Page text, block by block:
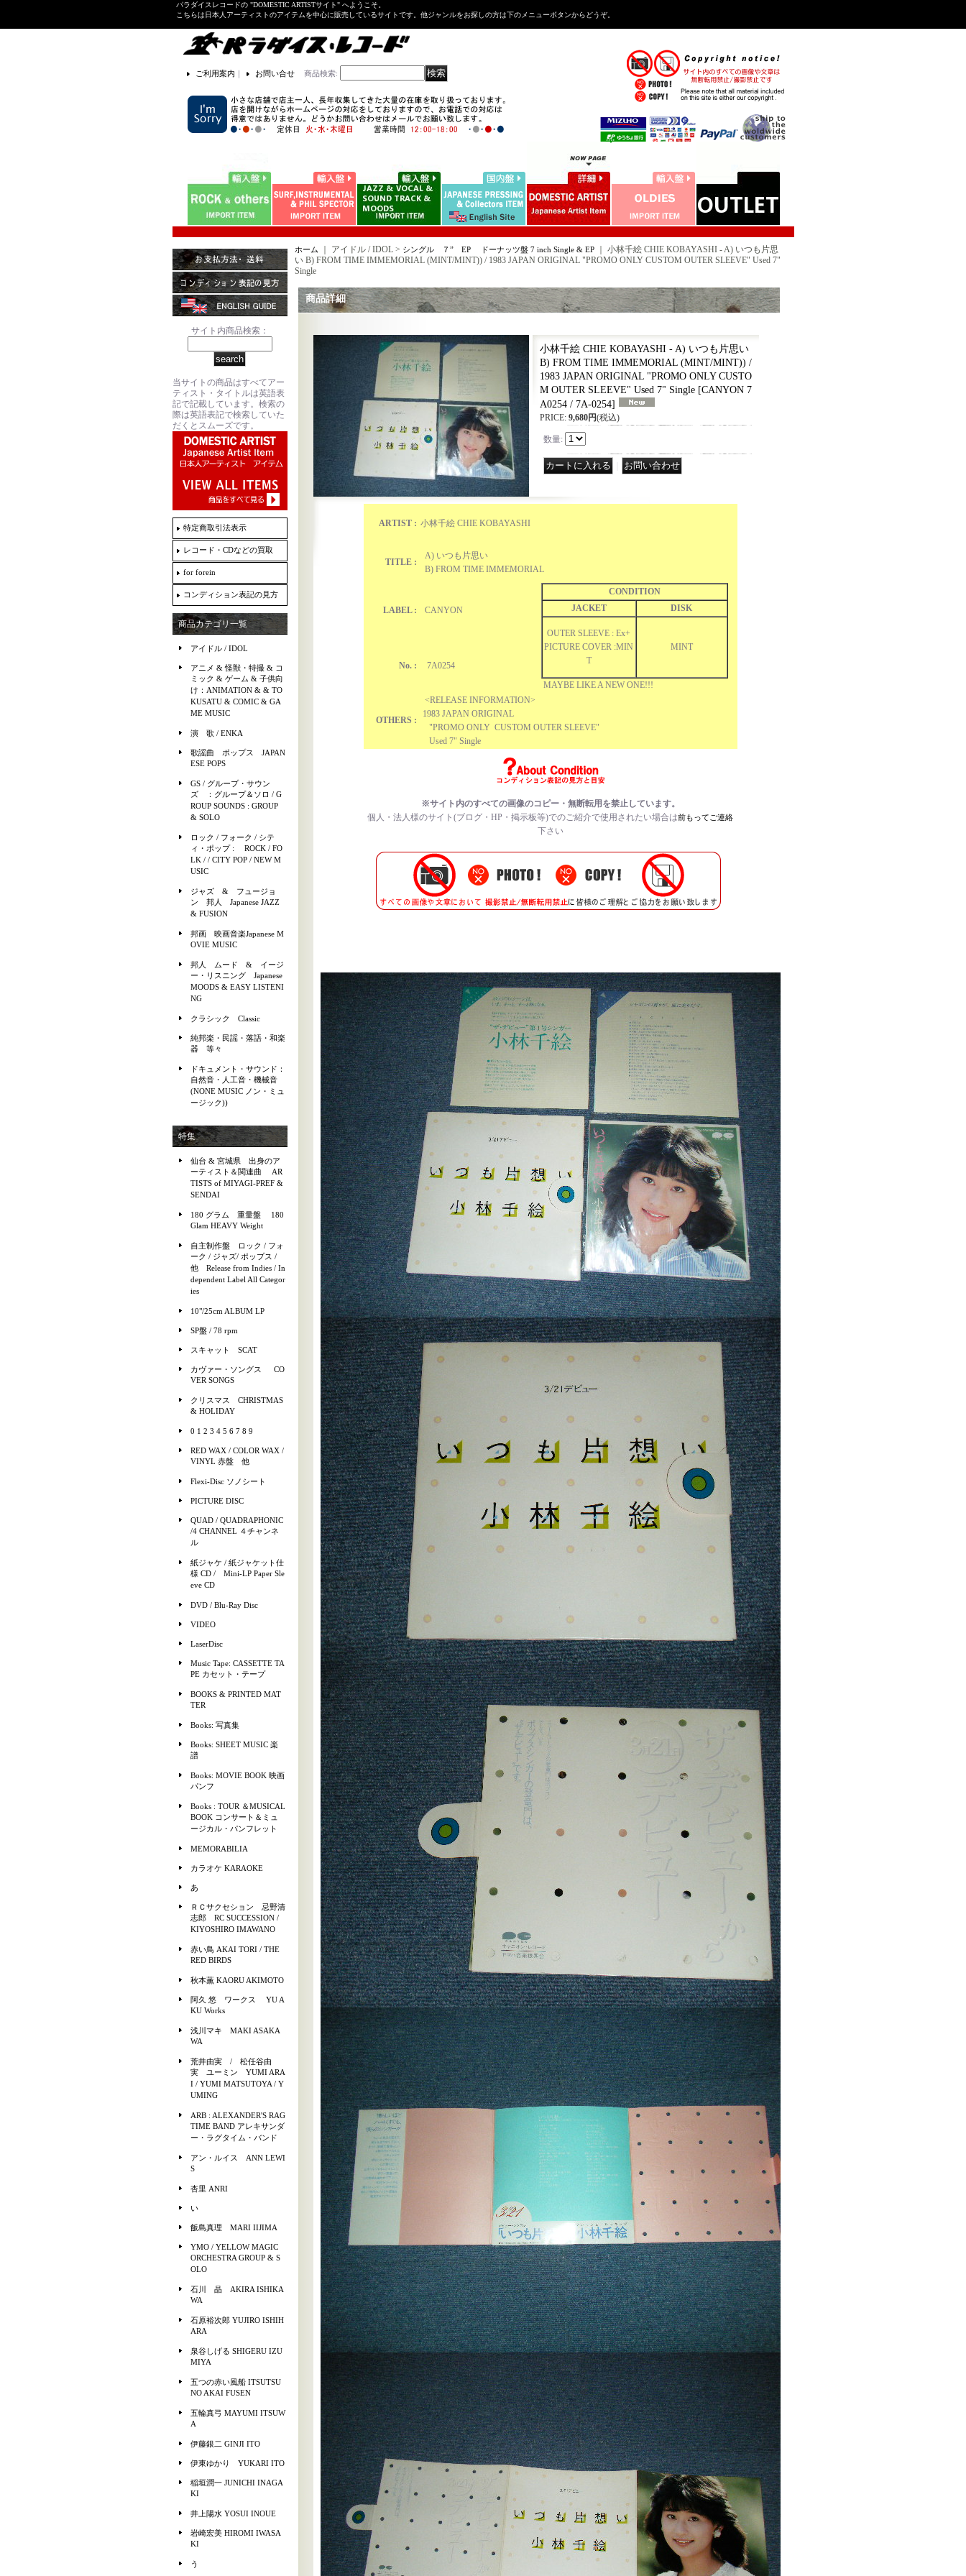
パラダイスレコードの "DOMESTIC ARTISTサイト" へようこそ。
こちらは日本人アーティストのアイテムを中心に販売しているサイトです。他ジャンルをお探しの方は下のメニューボタンからどうぞ。
ご利用案内 ｜ お問い合せ 商品検索:
サイト内商品検索：
当サイトの商品はすべてアー
ティスト・タイトルは英語表
記で記載しています。検索の
際は英語表記で検索していた
だくとスムーズです。
特定商取引法表示
レコード・CDなどの買取
for forein
コンディション表記の見方
商品カテゴリ一覧
アイドル / IDOL
アニメ & 怪獣・特撮 & コ
ミック & ゲーム & 子供向
け：ANIMATION & & TO
KUSATU & COMIC & GA
ME MUSIC
演 歌 / ENKA
歌謡曲 ポップス JAPAN
ESE POPS
GS / グループ・サウン
ズ ：グループ＆ソロ / G
ROUP SOUNDS : GROUP
& SOLO
ロック / フォーク / シテ
ィ・ポップ : ROCK / FO
LK / / CITY POP / NEW M
USIC
ジャズ & フュージョ
ン 邦人 Japanese JAZZ
& FUSION
邦画 映画音楽Japanese M
OVIE MUSIC
邦人 ムード & イージ
ー・リスニング Japanese
MOODS & EASY LISTENI
NG
クラシック Classic
純邦楽・民謡・落語・和楽
器 等々
ドキュメント・サウンド：
自然音・人工音・機械音
(NONE MUSIC ノン・ミュ
ージック))
特集
仙台 & 宮城県 出身のア
ーティスト＆関連曲 AR
TISTS of MIYAGI-PREF &
SENDAI
180 グラム 重量盤 180
Glam HEAVY Weight
自主制作盤 ロック / フォ
ーク / ジャズ/ ポップス /
他 Release from Indies / In
dependent Label All Categor
ies
10"/25cm ALBUM LP
SP盤 / 78 rpm
スキャット SCAT
カヴァー・ソングス CO
VER SONGS
クリスマス CHRISTMAS
& HOLIDAY
0 1 2 3 4 5 6 7 8 9
RED WAX / COLOR WAX /
VINYL 赤盤 他
Flexi-Disc ソノシート
PICTURE DISC
QUAD / QUADRAPHONIC
/4 CHANNEL ４チャンネ
ル
紙ジャケ / 紙ジャケット仕
様 CD / Mini-LP Paper Sle
eve CD
DVD / Blu-Ray Disc
VIDEO
LaserDisc
Music Tape: CASSETTE TA
PE カセット・テープ
BOOKS & PRINTED MAT
TER
Books: 写真集
Books: SHEET MUSIC 楽
譜
Books: MOVIE BOOK 映画
パンフ
Books : TOUR ＆MUSICAL
BOOK コンサート＆ミュ
ージカル・パンフレット
MEMORABILIA
カラオケ KARAOKE
あ
ＲＣサクセション 忌野清
志郎 RC SUCCESSION /
KIYOSHIRO IMAWANO
赤い鳥 AKAI TORI / THE
RED BIRDS
秋本薫 KAORU AKIMOTO
阿久 悠 ワークス YU A
KU Works
浅川マキ MAKI ASAKA
WA
荒井由実 / 松任谷由
実 ユーミン YUMI ARA
I / YUMI MATSUTOYA / Y
UMING
ARB : ALEXANDER'S RAG
TIME BAND アレキサンダ
ー・ラグタイム・バンド
アン・ルイス ANN LEWI
S
杏里 ANRI
い
飯島真理 MARI IIJIMA
YMO / YELLOW MAGIC
ORCHESTRA GROUP & S
OLO
石川 晶 AKIRA ISHIKA
WA
石原裕次郎 YUJIRO ISHIH
ARA
泉谷しげる SHIGERU IZU
MIYA
五つの赤い風船 ITSUTSU
NO AKAI FUSEN
五輪真弓 MAYUMI ITSUW
A
伊藤銀二 GINJI ITO
伊東ゆかり YUKARI ITO
稲垣潤一 JUNICHI INAGA
KI
井上陽水 YOSUI INOUE
岩崎宏美 HIROMI IWASA
KI
う
ホーム ｜ アイドル / IDOL > シングル ７” EP ドーナッツ盤 7 inch Single & EP
小林千絵 CHIE KOBAYASHI - A) いつも片思
い B) FROM TIME IMMEMORIAL (MINT/MINT)) / 1983 JAPAN ORIGINAL "PROMO ONLY CUSTOM OUTER SLEEVE" Used 7"
Single
商品詳細
小林千絵 CHIE KOBAYASHI - A) いつも片思い
B) FROM TIME IMMEMORIAL (MINT/MINT)) /
1983 JAPAN ORIGINAL "PROMO ONLY CUSTO
M OUTER SLEEVE" Used 7" Single [CANYON 7
A0254 / 7A-0254]
PRICE: 9,680円(税込)
数量:
ARTIST : 小林千絵 CHIE KOBAYASHI
TITLE :
A) いつも片思い
B) FROM TIME IMMEMORIAL
LABEL : CANYON
CONDITION
JACKET
DISK
OUTER SLEEVE : Ex+
PICTURE COVER :MIN
T
MINT
MAYBE LIKE A NEW ONE!!!
No. : 7A0254
OTHERS :
<RELEASE INFORMATION>
1983 JAPAN ORIGINAL
"PROMO ONLY CUSTOM OUTER SLEEVE"
Used 7" Single
※サイト内のすべての画像のコピー・無断転用を禁止しています。
個人・法人様のサイト(ブログ・HP・掲示板等)でのご紹介で使用されたい場合は前もってご連絡
下さい